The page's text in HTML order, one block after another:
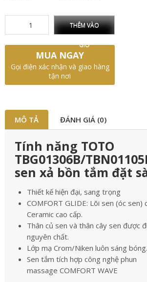
THÊM VÀO
GIỎ
MUA NGAY
Gọi điện xác nhận và giao hàng
tận nơi
MÔ TẢ ĐÁNH GIÁ (0)
Tính năng TOTO
TBG01306B/
sen xả bồn tắm đặt
Thiết kế hiện đại, sang trọng
COMFORT GLIDE: Lõi sen (óc sen)
Ceramic cao cấp.
Thân củ sen và thân cây sen được
nguyên chất.
Lớp mạ Crom/Niken luôn sáng bóng.
Sen tắm tích hợp công nghệ phun
massage COMFORT WAVE